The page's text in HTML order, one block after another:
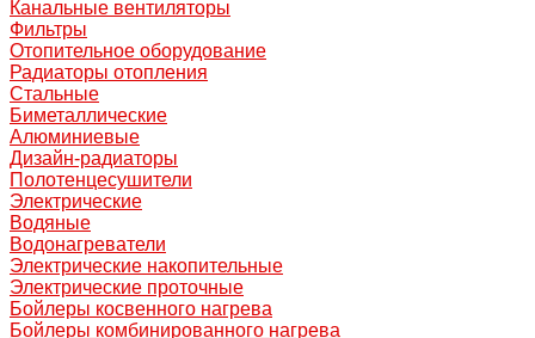
Канальные вентиляторы
Фильтры
Отопительное оборудование
Радиаторы отопления
Стальные
Биметаллические
Алюминиевые
Дизайн-радиаторы
Полотенцесушители
Электрические
Водяные
Водонагреватели
Электрические накопительные
Электрические проточные
Бойлеры косвенного нагрева
Бойлеры комбинированного нагрева